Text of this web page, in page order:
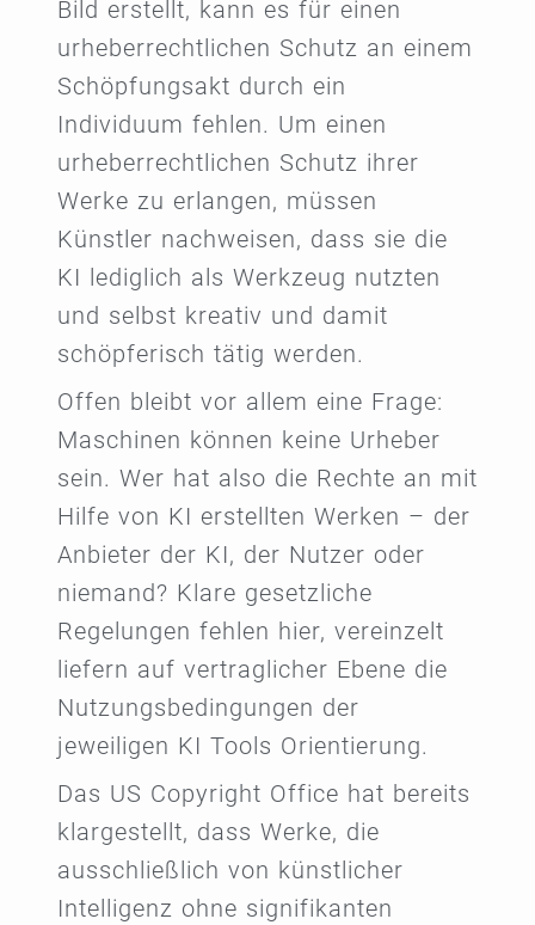
Bild erstellt, kann es für einen
urheberrechtlichen Schutz an einem
Schöpfungsakt durch ein
Individuum fehlen. Um einen
urheberrechtlichen Schutz ihrer
Werke zu erlangen, müssen
Künstler nachweisen, dass sie die
KI lediglich als Werkzeug nutzten
und selbst kreativ und damit
schöpferisch tätig werden.
Offen bleibt vor allem eine Frage:
Maschinen können keine Urheber
sein. Wer hat also die Rechte an mit
Hilfe von KI erstellten Werken – der
Anbieter der KI, der Nutzer oder
niemand? Klare gesetzliche
Regelungen fehlen hier, vereinzelt
liefern auf vertraglicher Ebene die
Nutzungsbedingungen der
jeweiligen KI Tools Orientierung.
Das US Copyright Office hat bereits
klargestellt, dass Werke, die
ausschließlich von künstlicher
Intelligenz ohne signifikanten